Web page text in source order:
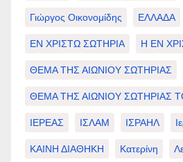
Γιώργος Οικονομίδης ΕΛΛΑΔΑ
ΕΝ ΧΡΙΣΤΩ ΣΩΤΗΡΙΑ Η ΕΝ
ΘΕΜΑ ΤΗΣ ΑΙΩΝΙΟΥ ΣΩΤΗΡΙΑΣ
ΘΕΜΑ ΤΗΣ ΑΙΩΝΙΟΥ ΣΩΤΗΡΙΑΣ
ΙΕΡΕΑΣ ΙΣΛΑΜ ΙΣΡΑΗΛ
ΚΑΙΝΗ ΔΙΑΘΗΚΗ Κατερίνη